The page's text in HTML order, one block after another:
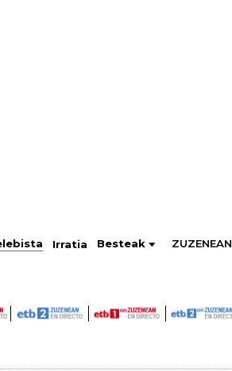
Irratia Besteak ZUZENEAN